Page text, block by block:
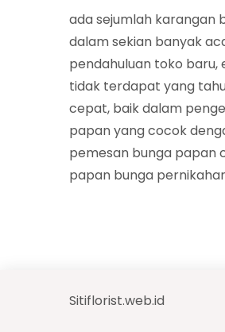
ada sejumlah karangan
dalam sekian banyak
pendahuluan toko baru,
tidak terdapat yang
cepat, baik dalam
papan yang cocok
pemesan bunga papan
papan bunga
Sitiflorist.web.id